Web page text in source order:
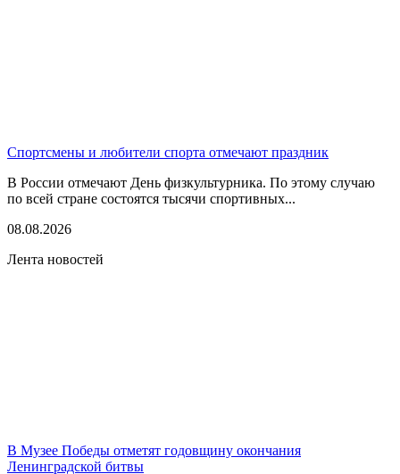
Спортсмены и любители спорта отмечают праздник
В России отмечают День физкультурника. По этому случаю
по всей стране состоятся тысячи спортивных...
08.08.2026
Лента новостей
В Музее Победы отметят годовщину окончания
Ленинградской битвы